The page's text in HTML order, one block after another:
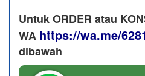
Untuk ORDER atau
WA https://wa.me/
dibawah